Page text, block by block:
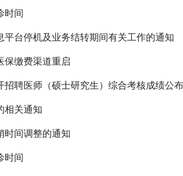
时间
平台停机及业务结转期间有关工作的通知
保缴费渠道重启
招聘医师（硕士研究生）综合考核成绩公布
相关通知
时间调整的通知
时间